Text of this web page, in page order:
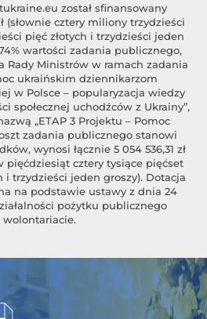
został sfinansowany
(słownie cztery miliony trzydzieści
pięć złotych i trzydzieści jeden
wartości zadania publicznego,
Rady Ministrów w ramach zadania
ukraińskim dziennikarzom
w Polsce – popularyzacja wiedzy
społecznej uchodźców z Ukrainy”,
„ETAP 3 Projektu – Pomoc
zadania publicznego stanowi
wynosi łącznie 5 054 536,31 zł
pięćdziesiąt cztery tysiące pięćset
i trzydzieści jeden groszy). Dotacja
na podstawie ustawy z dnia 24
pożytku publicznego
wolontariacie.